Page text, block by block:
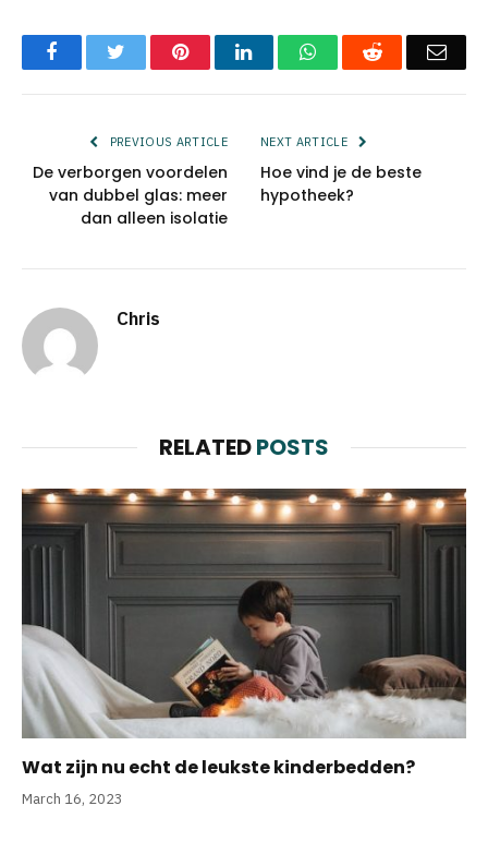
FacebookTwitter PinterestLinkedInWhatsAppReddit
PREVIOUS ARTICLE
De verborgen voordelen
van dubbel glas: meer
dan alleen isolatie
NEXT ARTICLE
Hoe vind je de beste
hypotheek?
Chris
RELATEDPOSTS
Wat zijn nu echt de leukste kinderbedden?
March 16, 2023